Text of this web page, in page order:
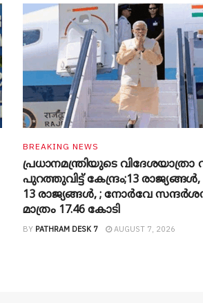
BREAKING NEWS
പ്രധാനമന്ത്രിയുടെ
പുറത്തുവിട്ട് കേന്ദ്രം;13 രാജ്യങ്ങൾ,
13 രാജ്യങ്ങൾ, ; നോർവേ
മാത്രം 17.46 കോടി
BY PATHRAM DESK 7 AUGUST 7, 2026